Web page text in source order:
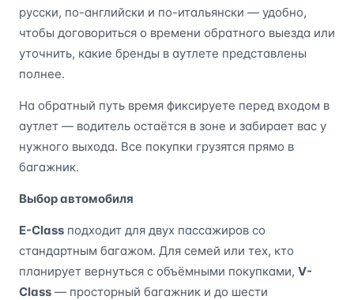
русски, по-английски и по-итальянски — удобно,
чтобы договориться о времени обратного выезда или
уточнить, какие бренды в аутлете представлены
полнее.
На обратный путь время фиксируете перед входом в
аутлет — водитель остаётся в зоне и забирает вас у
нужного выхода. Все покупки грузятся прямо в
багажник.
Выбор автомобиля
E-Class подходит для двух пассажиров со
стандартным багажом. Для семей или тех, кто
планирует вернуться с объёмными покупками, V-
Class — просторный багажник и до шести